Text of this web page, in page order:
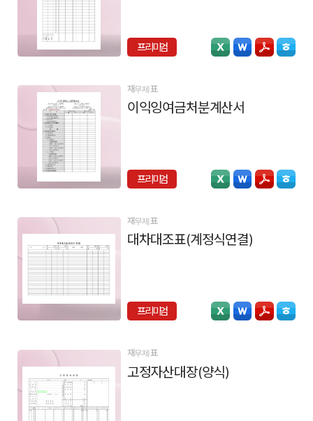
프리미엄
재무제표
이익잉여금처분계산서
프리미엄
재무제표
대차대조표(계정식연결)
프리미엄
재무제표
고정자산대장(양식)